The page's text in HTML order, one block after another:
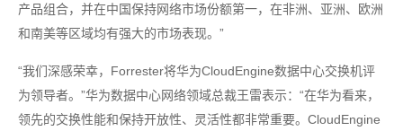
产品组合，并在中国保持网络市场份额第一，在非洲、亚洲、欧洲
和南美等区域均有强大的市场表现。”
“我们深感荣幸，Forrester将华为CloudEngine数据中心交换机评
为领导者。”华为数据中心网络领域总裁王雷表示：“在华为看来，
领先的交换性能和保持开放性、灵活性都非常重要。CloudEngine